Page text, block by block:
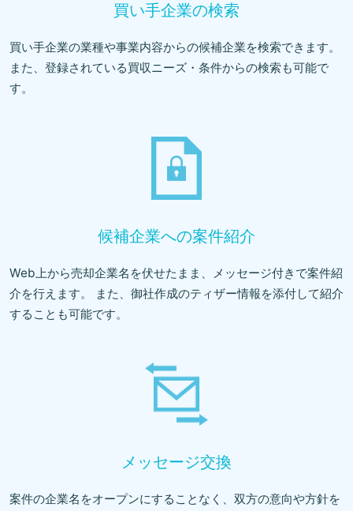
買い手企業の検索
買い手企業の業種や事業内容からの候補企業を検索できます。
また、登録されている買収ニーズ・条件からの検索も可能で
す。
候補企業への案件紹介
Web上から売却企業名を伏せたまま、メッセージ付きで案件紹
介を行えます。 また、御社作成のティザー情報を添付して紹介
することも可能です。
メッセージ交換
案件の企業名をオープンにすることなく、双方の意向や方針を